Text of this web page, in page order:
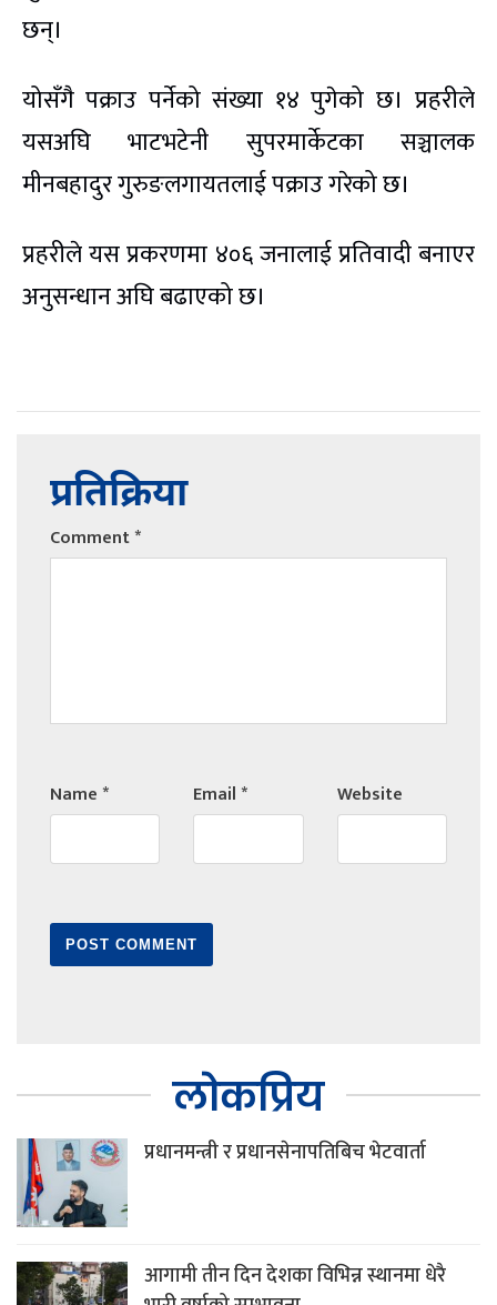
छन्।
योसँगै पक्राउ पर्नेको संख्या १४ पुगेको छ। प्रहरीले
यसअघि भाटभटेनी सुपरमार्केटका सञ्चालक
मीनबहादुर गुरुङलगायतलाई पक्राउ गरेको छ।
प्रहरीले यस प्रकरणमा ४०६ जनालाई प्रतिवादी बनाएर
अनुसन्धान अघि बढाएको छ।
प्रतिक्रिया
Comment*
Name* Email* Website
लोकप्रिय
प्रधानमन्त्री र प्रधानसेनापतिबिच भेटवार्ता
आगामी तीन दिन देशका विभिन्न स्थानमा धेरै